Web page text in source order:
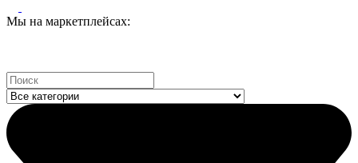
Мы на маркетплейсах:
Search
...